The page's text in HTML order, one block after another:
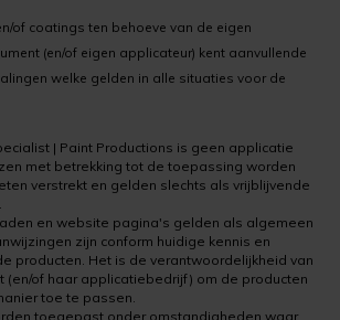
verven
verven
of coatings ten behoeve van de eigen
(en/of eigen applicateur) kent aanvullende
welke gelden in alle situaties voor de
| Paint Productions is geen applicatie
met betrekking tot de toepassing worden
verstrekt en gelden slechts als vrijblijvende
en website pagina's gelden als algemeen
zijn conform huidige kennis en
producten. Het is de verantwoordelijkheid van
(en/of haar applicatiebedrijf) om de producten
toe te passen.
toegepast onder omstandigheden waar